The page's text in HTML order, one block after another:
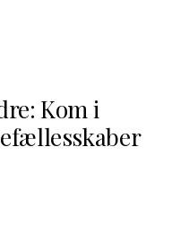
Kom i